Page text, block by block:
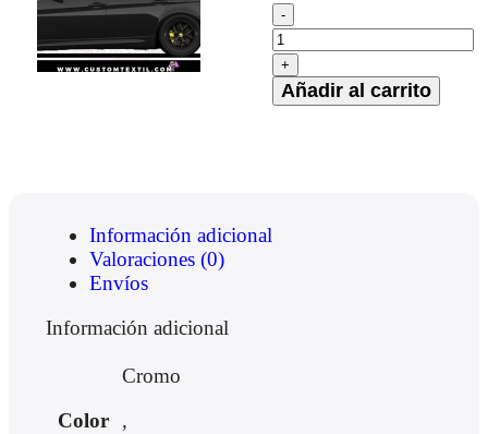
Añadir al carrito
Información adicional
Valoraciones (0)
Envíos
Información adicional
Color
Cromo
,